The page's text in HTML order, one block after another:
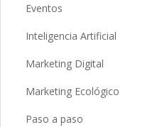
Eventos
Inteligencia Artificial
Marketing Digital
Marketing Ecológico
Paso a paso